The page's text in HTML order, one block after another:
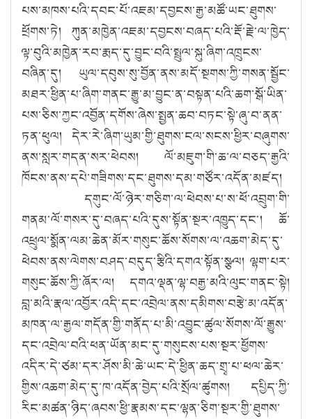
པས་མཁས་པའི་དབང་པོ་འཇམ་དབྱངས་རྒྱ་མཚོ་ཡང་ཐུགས་
ཕྲོགས་ཏེ། ཀུན་མཁྱེན་འཇམ་དབྱངས་བཞད་པའི་རྡོ་རྗེ་ལ་ཁྱེད་
ལྟ་བུའི་མཁྱེན་རབ་རྨད་དུ་བྱུང་བའི་སྤྲུལ་སྐུ་ཞིག་འཁྲུངས་
བཞིན་དུ། ཡུལ་དབུས་སུ་བྱོན་ནས་མདོ་སྔགས་ཀྱི་གསན་སྦྱོང་
མཐར་ཕྱིན་པ་ཞིག་གནང་རྒྱུ་མ་བྱུང་ན་བསྟན་པའི་ཆག་སྒོ་ཡིན་
པས་ཅིས་ཀྱང་འབྱོན་དགོས་ཞེས་སྤྱན་ཆབ་བཏང་སྟེ་ཞུ་བ་ནན་
ཏན་ཕུལ། དེར་རེ་ཞིག་ཡུམ་གྱི་ཐུགས་ངལ་སངས་ཕྱིར་བཞུགས་
ནས་སླར་གདན་སར་ཕེབས། ལོ་མཇུག་གི་ཆ་ལ་བཅད་རྒྱའི་
ཁོངས་ནས་དཔེ་གཟིགས་དང་ཐུགས་དམ་གཙོར་འདོན་མཛད།
དགུང་ལོ་ཉེར་གཅིག་ལ་ཕེབས་པ་ས་ཕོ་འབྲུག་གི་
གནམ་ལོ་གསར་དུ་བཞད་པའི་དུས་སྟོན་སྔར་འཁྱུད་དང༌། ཆོ་
འཕྲུལ་སྨོན་ལམ་ཆེན་མོར་གསུང་ཆོས་སོགས་ལ་འཆག་མེད་དུ་
ཕེབས་ནས་ལེགས་བཤད་བདུད་རྩིའི་དགའ་སྟོན་སྩལ། ལྷག་པར་
གསུང་ཆོས་ཀྱི་ཞོར་ལ། དགའ་ལྡན་ལྷ་བརྒྱ་མའི་ལུང་གནང་སྟེ།
བླ་མའི་རྣལ་འབྱོར་འདི་དང་འབྲེལ་ནས་དམིགས་བརྩེ་མ་འདོན་
མཁན་ལ་རྒྱལ་གདོན་གྱི་གནོད་པ་མི་འབྱུང་ཚུལ་སོགས་ལོ་རྒྱུས་
དང་འབྲེལ་བའི་ཕན་ཡོན་མང་དུ་གསུངས་པས་སྔར་ཕྱོགས་
འདིར་དེ་ཙམ་དར་ཤོས་མི་ཆེ་ཡང་དེ་ཕྱིན་ཆད་གྲྭ་པ་ཕལ་ཆེར་
གྱིས་འཆག་མེད་དུ་ཁ་འདོན་བྱེད་པའི་སྲོལ་ཚུགས། དཔྱིད་ཀྱི་
རིང་མཚན་ཉིད་ཞབས་ཕྱི་རྣམས་དང་ལྷན་ཅིག་སྔར་གྱི་ཐུགས་